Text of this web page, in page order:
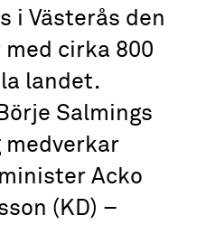
i Västerås den
cirka 800
landet.
Salmings
medverkar
Acko
(KD) –